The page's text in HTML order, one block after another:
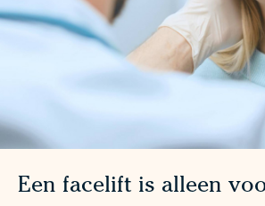
Een facelift is alleen